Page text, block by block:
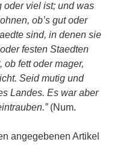
oder viel ist; und was
ob’s gut oder
sind, in denen sie
festen Staedten
fett oder mager,
Seid mutig und
Landes. Es war aber
(Num.
angegebenen Artikel